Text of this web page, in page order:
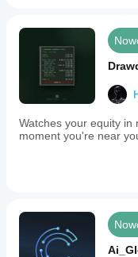
Watches your equity in
moment you're near